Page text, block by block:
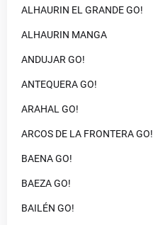
ALHAURIN EL GRANDE GO!
ALHAURIN MANGA
ANDUJAR GO!
ANTEQUERA GO!
ARAHAL GO!
ARCOS DE LA FRONTERA GO!
BAENA GO!
BAEZA GO!
BAILÉN GO!